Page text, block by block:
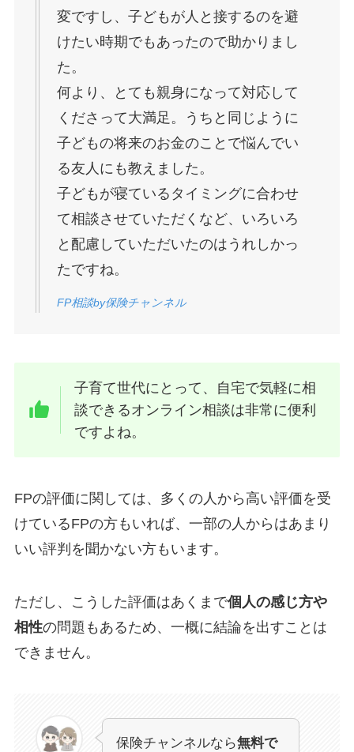
変ですし、子どもが人と接するのを避
けたい時期でもあったので助かりまし
た。
何より、とても親身になって対応して
くださって大満足。うちと同じように
子どもの将来のお金のことで悩んでい
る友人にも教えました。
子どもが寝ているタイミングに合わせ
て相談させていただくなど、いろいろ
と配慮していただいたのはうれしかっ
たですね。
FP相談by保険チャンネル
子育て世代にとって、自宅で気軽に相
談できるオンライン相談は非常に便利
ですよね。
FPの評価に関しては、多くの人から高い評価を受
けているFPの方もいれば、一部の人からはあまり
いい評判を聞かない方もいます。
ただし、こうした評価はあくまで個人の感じ方や
相性の問題もあるため、一概に結論を出すことは
できません。
保険チャンネルなら無料で